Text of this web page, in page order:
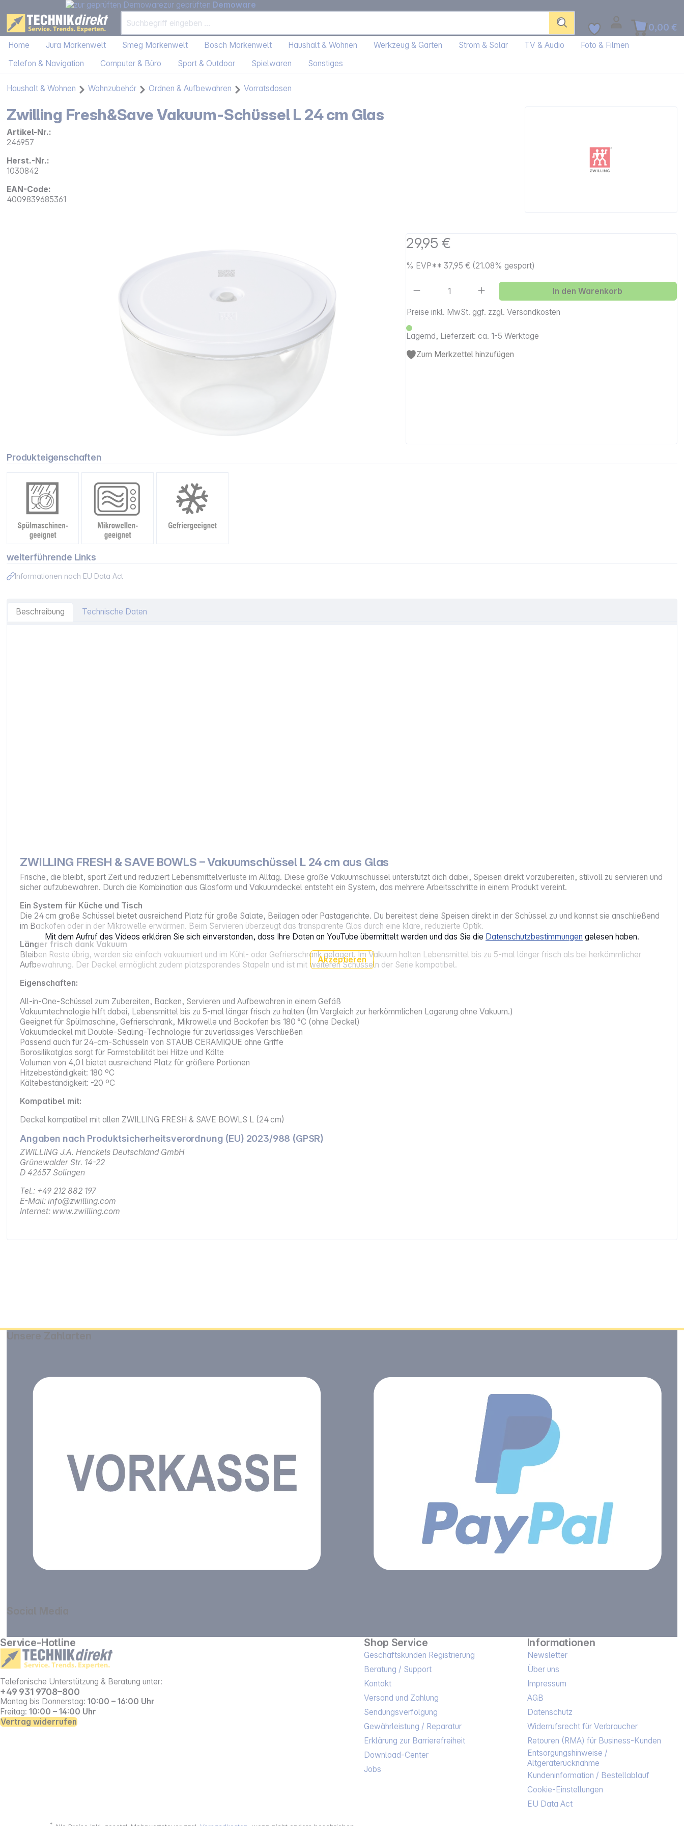
zur geprüften Demoware
0,00 €
Home Jura Markenwelt Smeg Markenwelt Bosch Markenwelt Haushalt & Wohnen Werkzeug & Garten Strom & Solar TV & Audio
Foto & Filmen
Telefon & Navigation
Computer & Büro Sport & Outdoor Spielwaren Sonstiges
Haushalt & Wohnen Wohnzubehör Ordnen & Aufbewahren Vorratsdosen
Zwilling Fresh&Save Vakuum-Schüssel L 24 cm Glas
Artikel-Nr.:
246957
Herst.-Nr.:
1030842
EAN-Code:
4009839685361
29,95 €
% EVP**37,95 € (21.08% gespart)
Preise inkl. MwSt. ggf. zzgl. Versandkosten
Lagernd, Lieferzeit: ca. 1-5 Werktage
Artikel Anzahl: Gib den gewünschten Wert ein
In den Warenkorb
Zum Merkzettel hinzufügen
Produkteigenschaften
weiterführende Links
Informationen nach EU Data Act
Beschreibung Technische Daten
Mit dem Aufruf des Videos erklären Sie sich einverstanden, dass Ihre Daten an YouTube übermittelt werden und das Sie die Datenschutzbestimmungen gelesen haben.
Akzeptieren
ZWILLING FRESH & SAVE BOWLS – Vakuumschüssel L 24 cm aus Glas
Frische, die bleibt, spart Zeit und reduziert Lebensmittelverluste im Alltag. Diese große Vakuumschüssel unterstützt dich dabei, Speisen direkt vorzubereiten, stilvoll zu servieren und
sicher aufzubewahren. Durch die Kombination aus Glasform und Vakuumdeckel entsteht ein System, das mehrere Arbeitsschritte in einem Produkt vereint.
Ein System für Küche und Tisch
Die 24 cm große Schüssel bietet ausreichend Platz für große Salate, Beilagen oder Pastagerichte. Du bereitest deine Speisen direkt in der Schüssel zu und kannst sie anschließend
im Backofen oder in der Mikrowelle erwärmen. Beim Servieren überzeugt das transparente Glas durch eine klare, reduzierte Optik.
Länger frisch dank Vakuum
Bleiben Reste übrig, werden sie einfach vakuumiert und im Kühl- oder Gefrierschrank gelagert. Im Vakuum halten Lebensmittel bis zu 5‑mal länger frisch als bei herkömmlicher
Aufbewahrung. Der Deckel ermöglicht zudem platzsparendes Stapeln und ist mit weiteren Schüsseln der Serie kompatibel.
Eigenschaften:
All-in-One-Schüssel zum Zubereiten, Backen, Servieren und Aufbewahren in einem Gefäß
Vakuumtechnologie hilft dabei, Lebensmittel bis zu 5‑mal länger frisch zu halten (Im Vergleich zur herkömmlichen Lagerung ohne Vakuum.)
Geeignet für Spülmaschine, Gefrierschrank, Mikrowelle und Backofen bis 180 °C (ohne Deckel)
Vakuumdeckel mit Double-Sealing-Technologie für zuverlässiges Verschließen
Passend auch für 24‑cm‑Schüsseln von STAUB CERAMIQUE ohne Griffe
Borosilikatglas sorgt für Formstabilität bei Hitze und Kälte
Volumen von 4,0 l bietet ausreichend Platz für größere Portionen
Hitzebeständigkeit: 180 ºC
Kältebeständigkeit: -20 ºC
Kompatibel mit:
Deckel kompatibel mit allen ZWILLING FRESH & SAVE BOWLS L (24 cm)
Angaben nach Produktsicherheitsverordnung (EU) 2023/988 (GPSR)
ZWILLING J.A. Henckels Deutschland GmbH
Grünewalder Str. 14-22
D 42657 Solingen
Tel.: +49 212 882 197
E-Mail: info@zwilling.com
Internet: www.zwilling.com
Service-Hotline
Telefonische Unterstützung & Beratung unter:
+49 931 9708–800
Montag bis Donnerstag: 10:00 – 16:00 Uhr
Freitag: 10:00 – 14:00 Uhr
Vertrag widerrufen
Shop Service
Geschäftskunden Registrierung
Beratung / Support
Kontakt
Versand und Zahlung
Sendungsverfolgung
Gewährleistung / Reparatur
Erklärung zur Barrierefreiheit
Download-Center
Jobs
Informationen
Newsletter
Über uns
Impressum
AGB
Datenschutz
Widerrufsrecht für Verbraucher
Retouren (RMA) für Business-Kunden
Entsorgungshinweise /
Altgeräterücknahme
Kundeninformation / Bestellablauf
Cookie-Einstellungen
EU Data Act